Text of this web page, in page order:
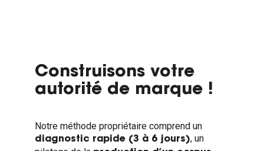
Construisons votre
autorité de marque !
Notre méthode propriétaire comprend un
diagnostic rapide (3 à 6 jours), un